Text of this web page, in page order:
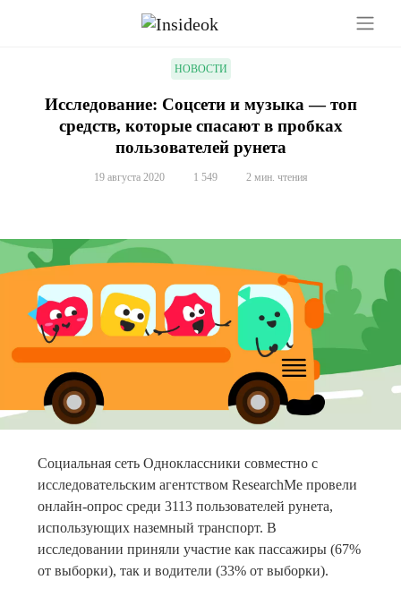
НОВОСТИ
Исследование: Соцсети и музыка — топ
средств, которые спасают в пробках
пользователей рунета
19 августа 2020 1 549 2 мин. чтения
Социальная сеть Одноклассники совместно с
исследовательским агентством ResearchMe провели
онлайн-опрос среди 3113 пользователей рунета,
использующих наземный транспорт. В
исследовании приняли участие как пассажиры (67%
от выборки), так и водители (33% от выборки).